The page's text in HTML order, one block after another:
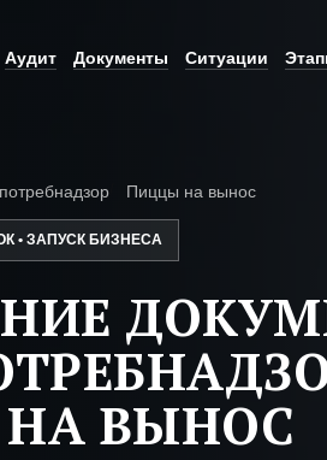
Аудит Документы Ситуации
Пиццы на вынос
• ЗАПУСК БИЗНЕСА
ВЫНОС